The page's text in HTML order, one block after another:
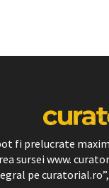
fi prelucrate
sursei www.
pe